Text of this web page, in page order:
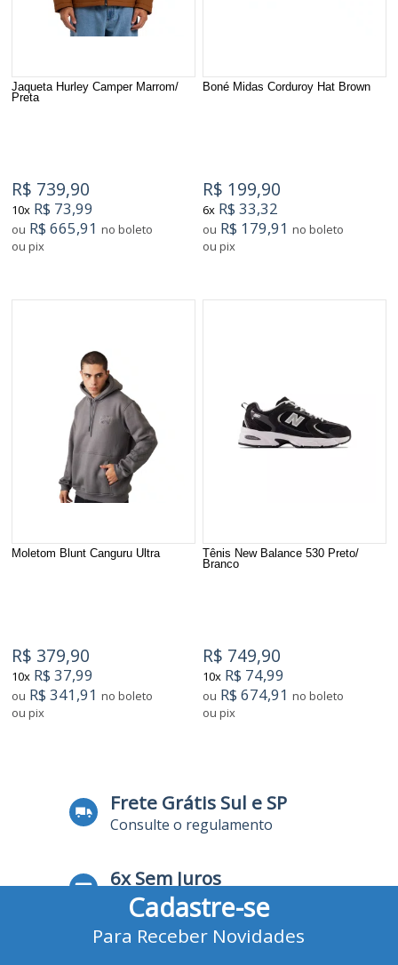
Jaqueta Hurley Camper Marrom/
Preta
R$ 739,90
10x R$ 73,99
ou R$ 665,91 no boleto
ou pix
Boné Midas Corduroy Hat Brown
R$ 199,90
6x R$ 33,32
ou R$ 179,91 no boleto
ou pix
Moletom Blunt Canguru Ultra
R$ 379,90
10x R$ 37,99
ou R$ 341,91 no boleto
ou pix
Tênis New Balance 530 Preto/
Branco
R$ 749,90
10x R$ 74,99
ou R$ 674,91 no boleto
ou pix
Frete Grátis Sul e SP
Consulte o regulamento
6x Sem Juros
no Cartão de Crédito
Cadastre-se
Para Receber Novidades